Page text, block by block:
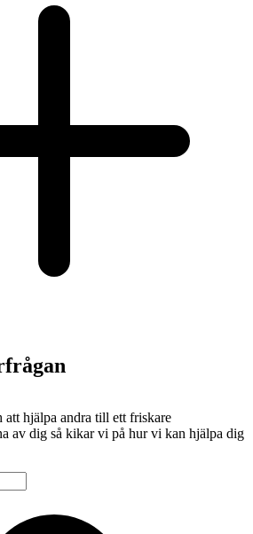
hjälpa andra till ett friskare
av dig så kikar vi på hur vi kan hjälpa dig